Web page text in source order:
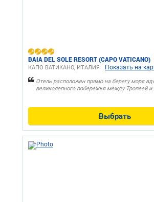
BAIA DEL SOLE RESORT (CAPO VATICANO)
КАПО ВАТИКАНО, ИТАЛИЯ Показать на
Отель расположен прямо на берегу моря
великолепного побережья между Тропеей
Выбрать